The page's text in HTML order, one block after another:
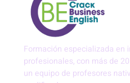
Formación especializada en
profesionales, con más de
un equipo de profesores